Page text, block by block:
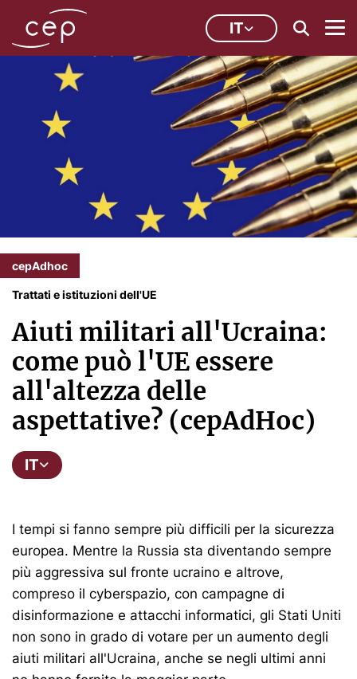
IT
cepAdhoc
Trattati e istituzioni dell'UE
Aiuti militari all'Ucraina:
come può l'UE essere
all'altezza delle
aspettative? (cepAdHoc)
IT
I tempi si fanno sempre più difficili per la sicurezza
europea. Mentre la Russia sta diventando sempre
più aggressiva sul fronte ucraino e altrove,
compreso il cyberspazio, con campagne di
disinformazione e attacchi informatici, gli Stati Uniti
non sono in grado di votare per un aumento degli
aiuti militari all'Ucraina, anche se negli ultimi anni